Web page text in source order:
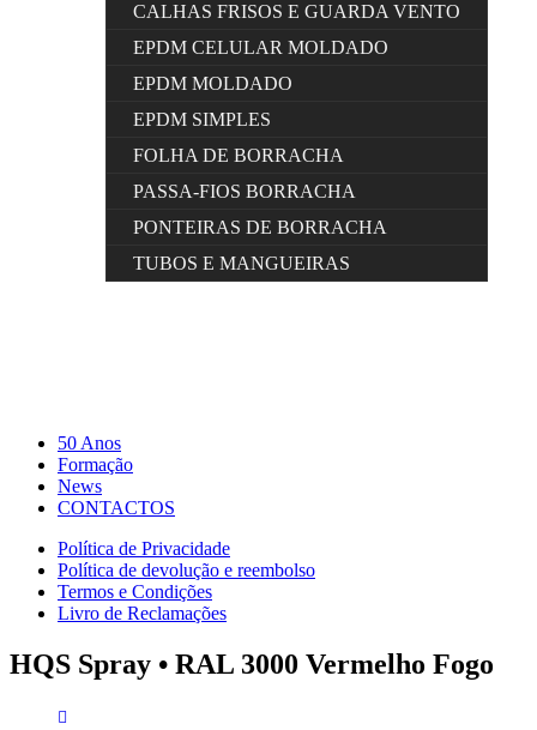
CALHAS FRISOS E GUARDA VENTO
EPDM CELULAR MOLDADO
EPDM MOLDADO
EPDM SIMPLES
FOLHA DE BORRACHA
PASSA-FIOS BORRACHA
PONTEIRAS DE BORRACHA
TUBOS E MANGUEIRAS
50 Anos
Formação
News
CONTACTOS
Política de Privacidade
Política de devolução e reembolso
Termos e Condições
Livro de Reclamações
HQS Spray • RAL 3000 Vermelho Fogo